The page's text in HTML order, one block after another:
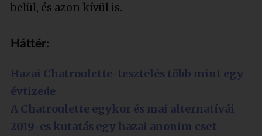
belül, és azon kívül is.
Háttér:
Hazai Chatroulette-tesztelés több mint egy
évtizede
A Chatroulette egykor és mai alternatívái
2019-es kutatás egy hazai anonim cset